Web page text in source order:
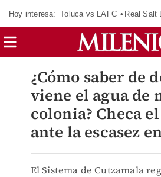
Hoy interesa: Toluca vs LAFC Real Salt
¿Cómo saber de
viene el agua de
colonia? Checa
ante la escasez
El Sistema de Cutzamala